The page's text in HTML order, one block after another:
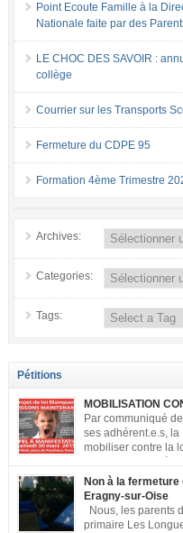
Point Ecoute Famille à la
Nationale faite par des
LE CHOC DES SAVOIR :
collège
Courrier sur les Transports
Fermeture du CDPE 95
Formation 4ème Trimestre
Archives:
Categories:
Tags:
Pétitions
MOBILISATION
Par communiqué
ses adhérent.e.s,
mobiliser contre la
met à votre disposition ce kit de
appelant […]
Non à la
Eragny-sur-Oise
Nous, les parents
primaire Les